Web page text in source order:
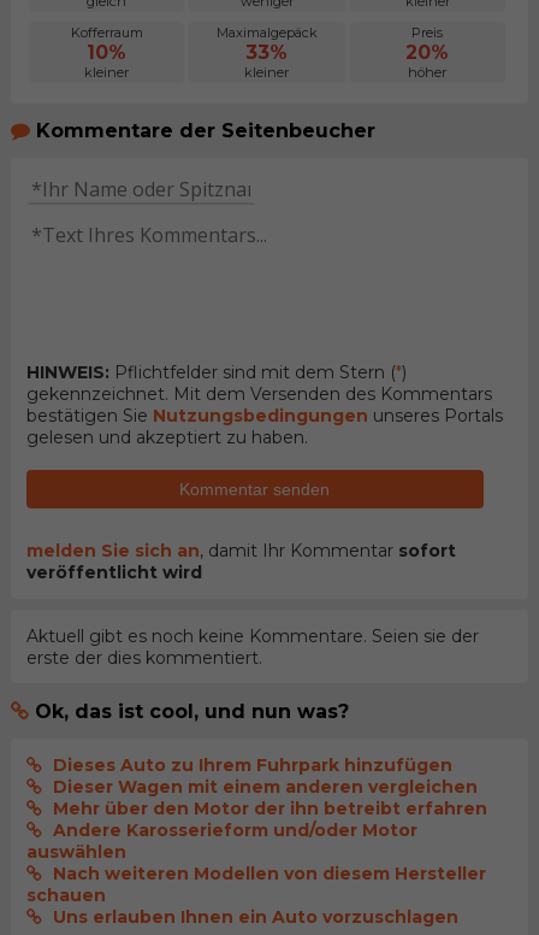
Kofferraum
10%
kleiner
Maximalgepäck
33%
kleiner
Preis
20%
höher
Kommentare der Seitenbeucher
HINWEIS: Pflichtfelder sind mit dem Stern (*)
gekennzeichnet. Mit dem Versenden des Kommentars
bestätigen Sie Nutzungsbedingungen unseres Portals
gelesen und akzeptiert zu haben.
Kommentar senden
melden Sie sich an, damit Ihr Kommentar sofort
veröffentlicht wird
Aktuell gibt es noch keine Kommentare. Seien sie der
erste der dies kommentiert.
Ok, das ist cool, und nun was?
Dieses Auto zu Ihrem Fuhrpark hinzufügen
Dieser Wagen mit einem anderen vergleichen
Mehr über den Motor der ihn betreibt erfahren
Andere Karosserieform und/oder Motor
auswählen
Nach weiteren Modellen von diesem Hersteller
schauen
Uns erlauben Ihnen ein Auto vorzuschlagen